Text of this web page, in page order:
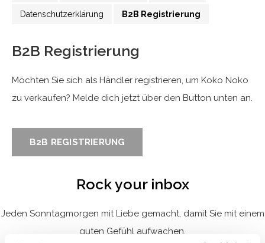
Datenschutzerklärung B2B Registrierung
B2B Registrierung
Möchten Sie sich als Händler registrieren, um Koko Noko
zu verkaufen? Melde dich jetzt über den Button unten an.
B2B REGISTRIERUNG
Rock your inbox
Jeden Sonntagmorgen mit Liebe gemacht, damit Sie mit einem
guten Gefühl aufwachen.